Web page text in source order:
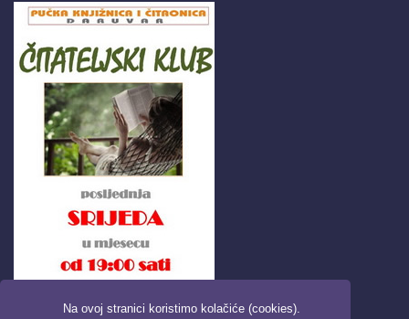
Na ovoj stranici koristimo kolačiće (cookies).